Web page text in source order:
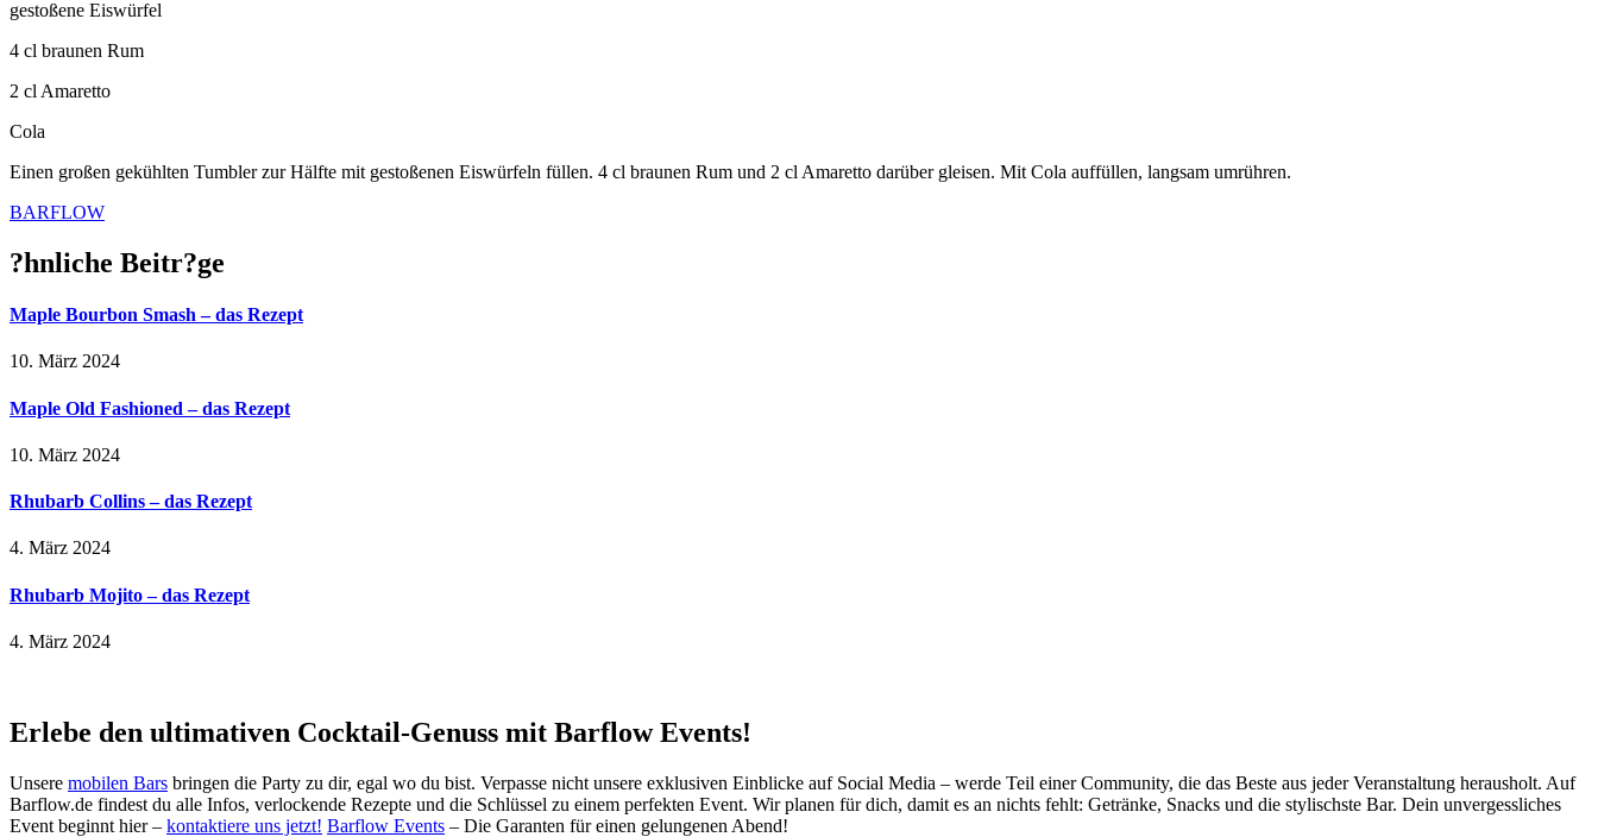
gestoßene Eiswürfel
4 cl braunen Rum
2 cl Amaretto
Cola
Einen großen gekühlten Tumbler zur Hälfte mit gestoßenen Eiswürfeln füllen. 4 cl braunen Rum und 2 cl Amaretto darüber gleisen. Mit Cola auffüllen, langsam umrühren.
BARFLOW
?hnliche Beitr?ge
Maple Bourbon Smash – das Rezept
10. März 2024
Maple Old Fashioned – das Rezept
10. März 2024
Rhubarb Collins – das Rezept
4. März 2024
Rhubarb Mojito – das Rezept
4. März 2024
Erlebe den ultimativen Cocktail-Genuss mit Barflow Events!
Unsere mobilen Bars bringen die Party zu dir, egal wo du bist. Verpasse nicht unsere exklusiven Einblicke auf Social Media – werde Teil einer Community, die das Beste aus jeder Veranstaltung herausholt. Auf
Barflow.de findest du alle Infos, verlockende Rezepte und die Schlüssel zu einem perfekten Event. Wir planen für dich, damit es an nichts fehlt: Getränke, Snacks und die stylischste Bar. Dein unvergessliches
Event beginnt hier – kontaktiere uns jetzt! Barflow Events – Die Garanten für einen gelungenen Abend!